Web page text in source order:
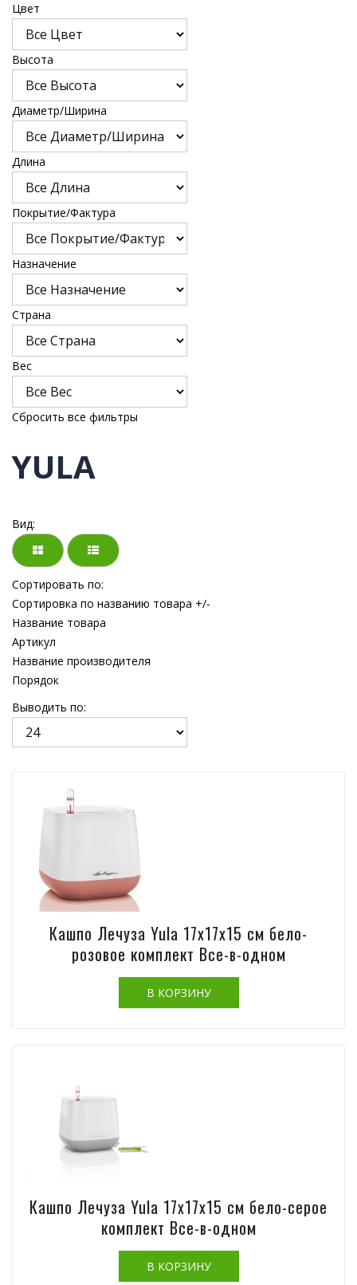
Цвет
Высота
Диаметр/Ширина
Длина
Покрытие/Фактура
Назначение
Страна
Bес
Сбросить все фильтры
YULA
Вид:
Сортировать по:
Сортировка по названию товара +/-
Название товара
Артикул
Название производителя
Порядок
Выводить по:
Кашпо Лечуза Yula 17х17х15 см бело-
розовое комплект Все-в-одном
Кашпо Лечуза Yula 17х17х15 см бело-серое
комплект Все-в-одном